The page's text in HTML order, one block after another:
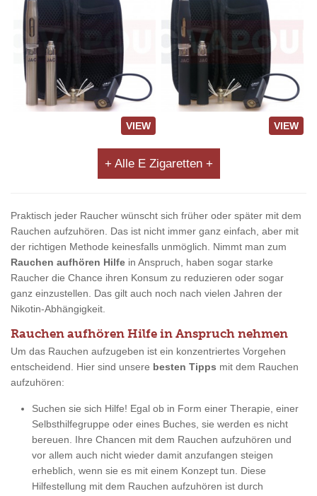
VIEW VIEW
+ Alle E Zigaretten +
Praktisch jeder Raucher wünscht sich früher oder später mit dem
Rauchen aufzuhören. Das ist nicht immer ganz einfach, aber mit
der richtigen Methode keinesfalls unmöglich. Nimmt man zum
Rauchen aufhören Hilfe in Anspruch, haben sogar starke
Raucher die Chance ihren Konsum zu reduzieren oder sogar
ganz einzustellen. Das gilt auch noch nach vielen Jahren der
Nikotin-Abhängigkeit.
Rauchen aufhören Hilfe in Anspruch nehmen
Um das Rauchen aufzugeben ist ein konzentriertes Vorgehen
entscheidend. Hier sind unsere besten Tipps mit dem Rauchen
aufzuhören:
Suchen sie sich Hilfe! Egal ob in Form einer Therapie, einer
Selbsthilfegruppe oder eines Buches, sie werden es nicht
bereuen. Ihre Chancen mit dem Rauchen aufzuhören und
vor allem auch nicht wieder damit anzufangen steigen
erheblich, wenn sie es mit einem Konzept tun. Diese
Hilfestellung mit dem Rauchen aufzuhören ist durch